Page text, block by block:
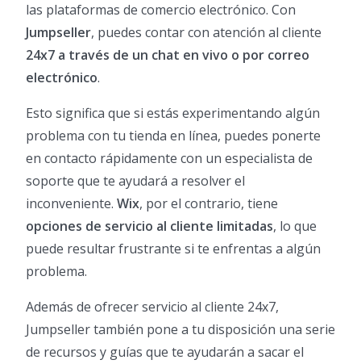
las plataformas de comercio electrónico. Con
Jumpseller, puedes contar con atención al cliente
24x7 a través de un chat en vivo o por correo
electrónico.
Esto significa que si estás experimentando algún
problema con tu tienda en línea, puedes ponerte
en contacto rápidamente con un especialista de
soporte que te ayudará a resolver el
inconveniente. Wix, por el contrario, tiene
opciones de servicio al cliente limitadas, lo que
puede resultar frustrante si te enfrentas a algún
problema.
Además de ofrecer servicio al cliente 24x7,
Jumpseller también pone a tu disposición una serie
de recursos y guías que te ayudarán a sacar el